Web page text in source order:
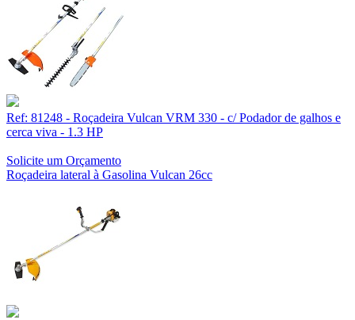
Ref: 81248 - Roçadeira Vulcan VRM 330 - c/ Podador de galhos e
cerca viva - 1.3 HP
Solicite um Orçamento
Roçadeira lateral à Gasolina Vulcan 26cc